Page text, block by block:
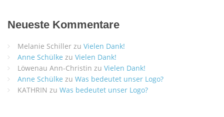
Neueste Kommentare
Melanie Schiller zu Vielen Dank!
Anne Schülke zu Vielen Dank!
Löwenau Ann-Christin zu Vielen Dank!
Anne Schülke zu Was bedeutet unser Logo?
KATHRIN zu Was bedeutet unser Logo?